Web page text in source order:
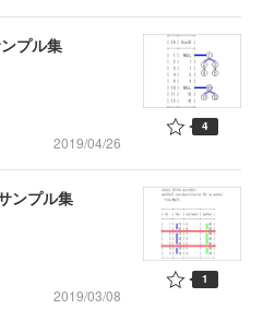
プル集
2019/04/26
4
ンプル集
2019/03/08
1